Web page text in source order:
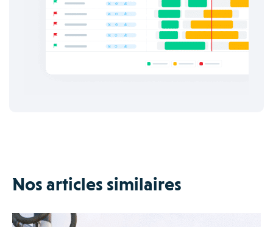
Nos articles similaires